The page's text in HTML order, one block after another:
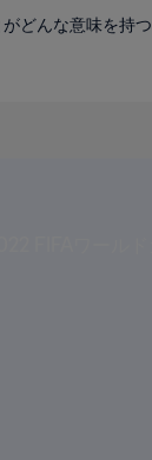
どんな意味を持つ